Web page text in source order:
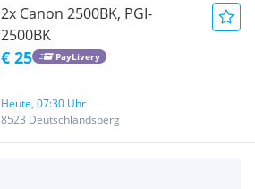
2x Canon 2500BK, PGI-
2500BK
€ 25 PayLivery
Heute, 07:30 Uhr
8523 Deutschlandsberg